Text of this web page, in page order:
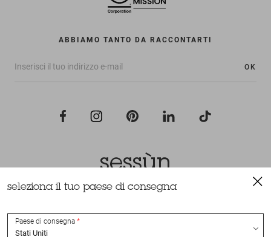
ABBIAMO TANTO DA RACCONTARTI
OK
Tutti i diritti riservati Sessùn 2022
seleziona il tuo paese di consegna
Paese di consegna